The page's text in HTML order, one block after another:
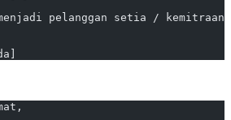
pelanggan setia /